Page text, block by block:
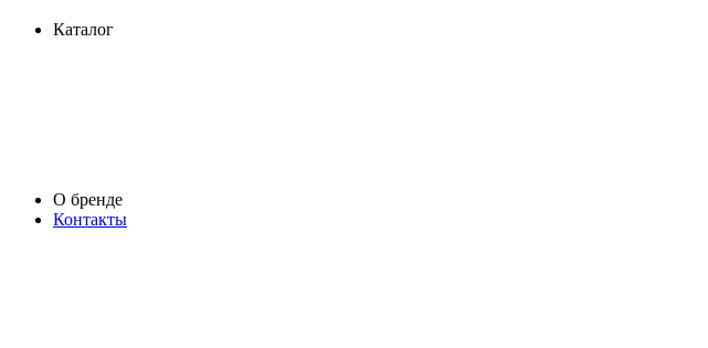
Каталог
О бренде
Контакты